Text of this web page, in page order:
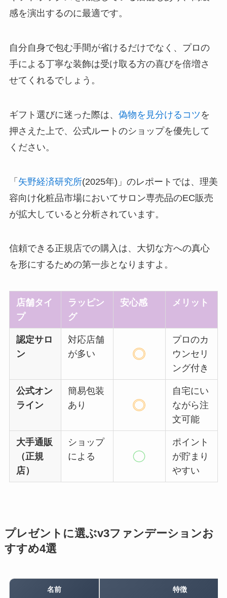
感を演出するのに最適です。
自分自身で包む手間が省けるだけでなく、プロの
手による丁寧な装飾は受け取る方の喜びを倍増さ
せてくれるでしょう。
ギフト選びに迷った際は、 偽物を見分けるコツ を
押さえた上で、公式ルートのショップを優先して
ください。
「 矢野経済研究所(2025年)」のレポートでは、理美
容向け化粧品市場においてサロン専売品のEC販売
が拡大していると分析されています。
信頼できる正規店での購入は、大切な方への真心
を形にするための第一歩となりますよ。
店舗タイ
プ
ラッピン
グ
安心感 メリット
認定サロ
ン
対応店舗
が多い
プロのカ
ウンセリ
ング付き
公式オン
ライン
簡易包装
あり
自宅にい
ながら注
文可能
大手通販
（正規
店）
ショップ
による
ポイント
が貯まり
やすい
プレゼントに選ぶv3ファンデーションお
すすめ4選
名前 特徴